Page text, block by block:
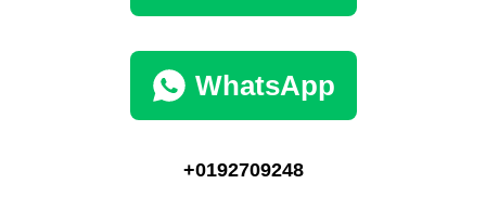
WhatsApp
+0192709248